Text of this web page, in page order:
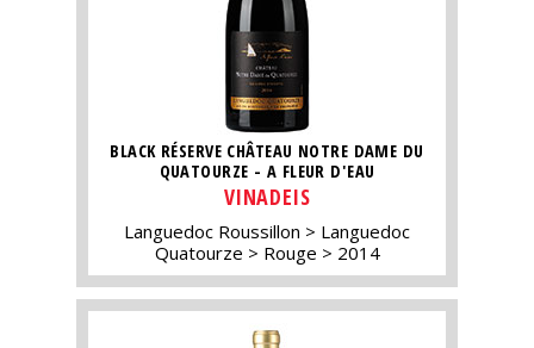
BLACK RÉSERVE CHÂTEAU NOTRE DAME DU
QUATOURZE - A FLEUR D'EAU
VINADEIS
Languedoc Roussillon
Languedoc
Quatourze
Rouge 2014